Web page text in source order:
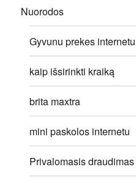
Nuorodos
Gyvunu prekes internetu
kaip išsirinkti kraiką
brita maxtra
mini paskolos internetu
Privalomasis